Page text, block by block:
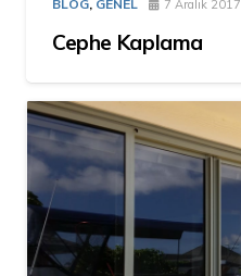
BLOG, GENEL 7 Aralık 2017
Cephe Kaplama